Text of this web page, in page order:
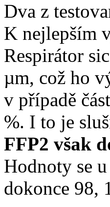
Dva z
K nejlepším
Respirátor
µm, což ho
v případě
%. I to je
FFP2 však
Hodnoty se
dokonce 98,